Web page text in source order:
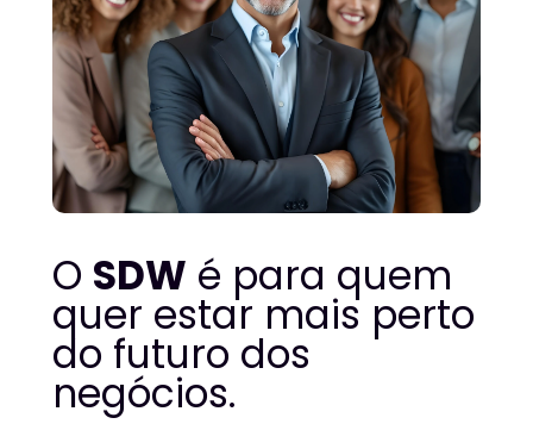
O SDW é para quem
quer estar mais perto
do futuro dos
negócios.